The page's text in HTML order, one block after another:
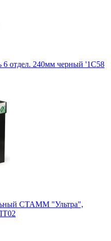
6 отдел. 240мм черный '1C58
СТАММ "Ультра",